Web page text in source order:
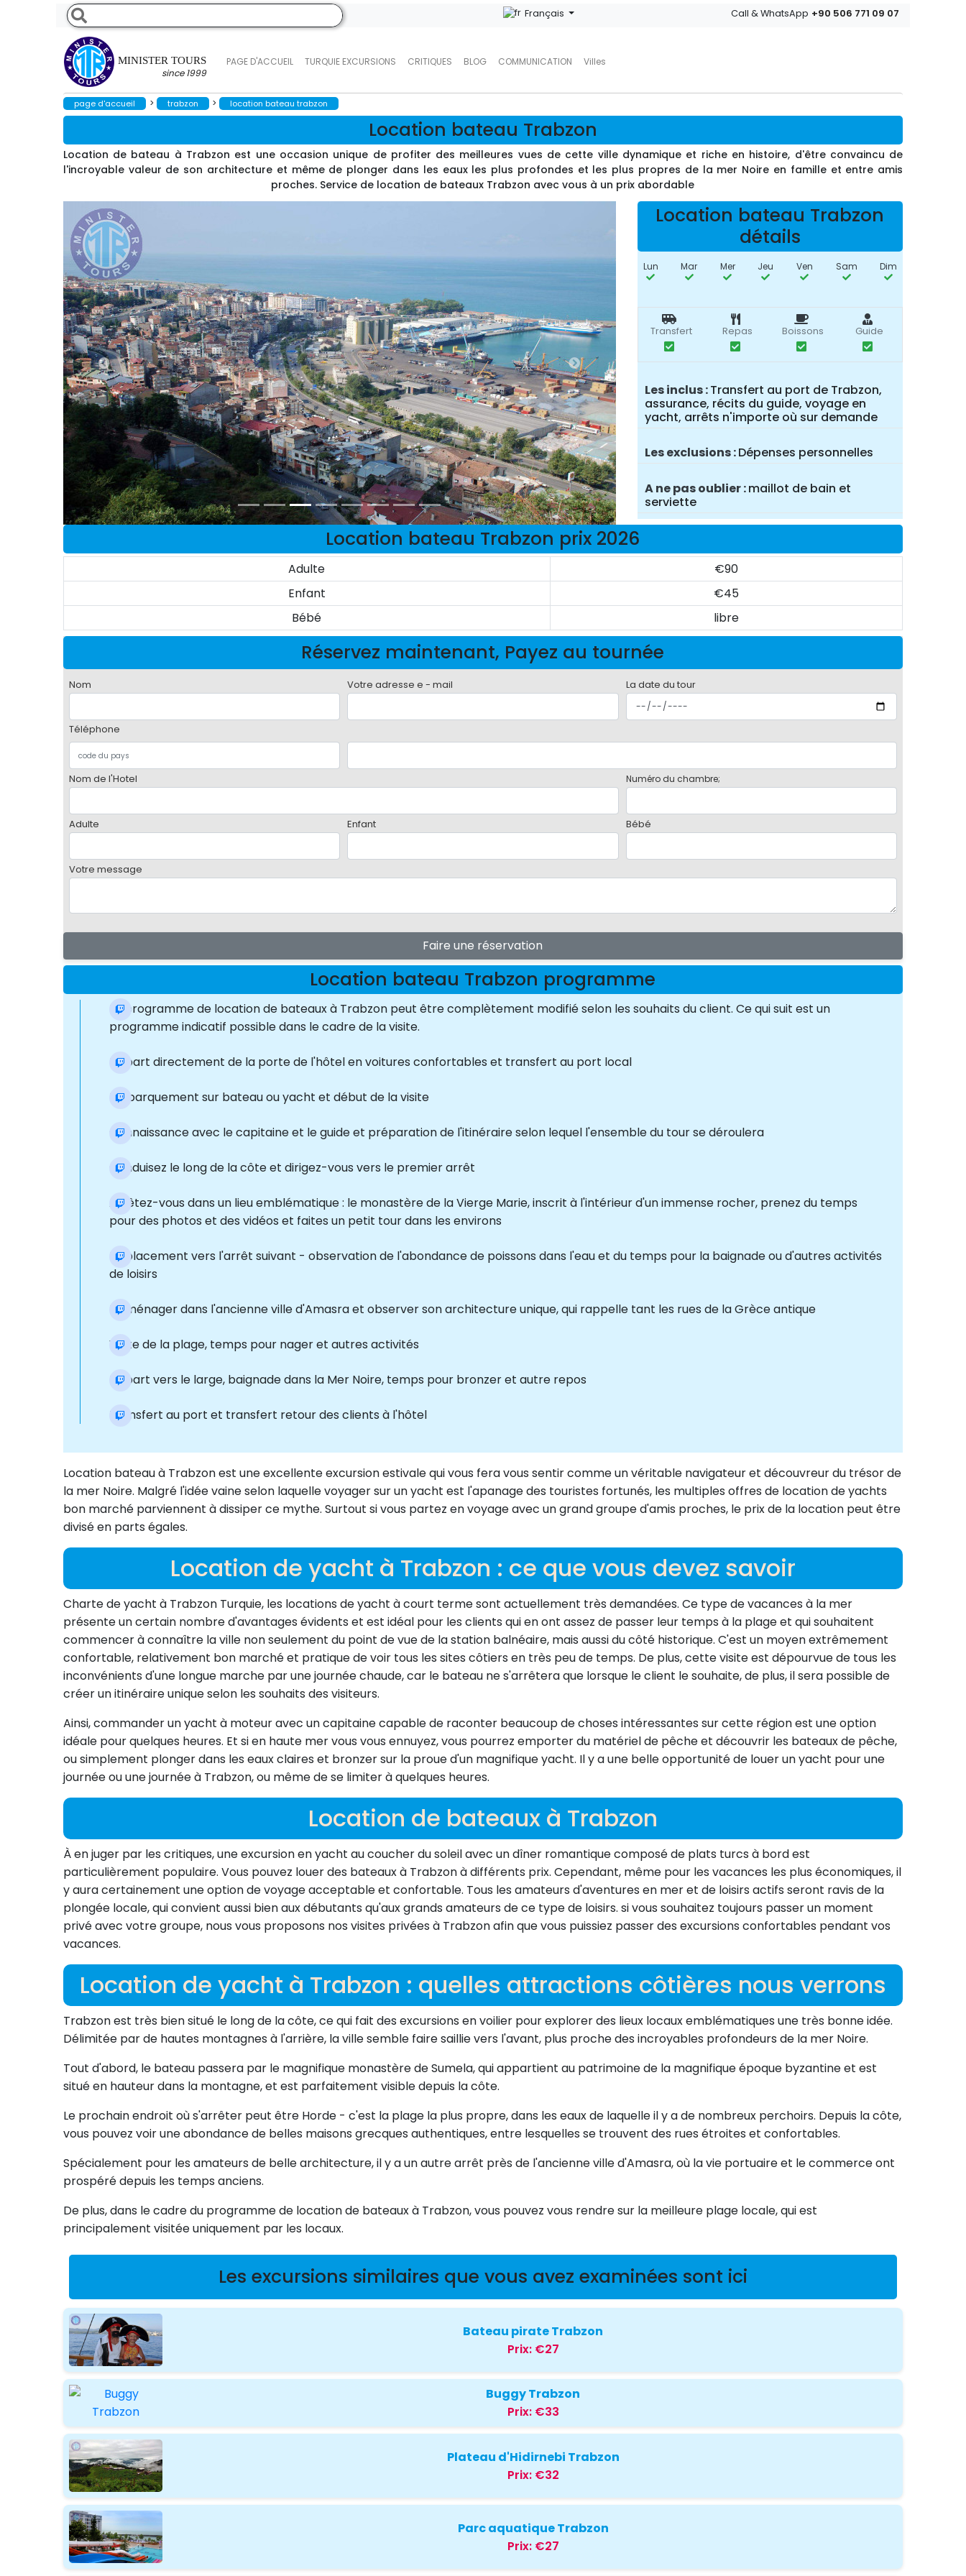
MINISTER TOURS
since 1999
PAGE D'ACCUEIL TURQUIE EXCURSIONS CRITIQUES BLOG COMMUNICATION Villes
Français Call & WhatsApp +90 506 771 09 07
page d'accueil > trabzon > location bateau trabzon
Location bateau Trabzon
Location de bateau à Trabzon est une occasion unique de profiter des meilleures vues de cette ville dynamique et riche en histoire, d'être convaincu de
l'incroyable valeur de son architecture et même de plonger dans les eaux les plus profondes et les plus propres de la mer Noire en famille et entre amis
proches. Service de location de bateaux Trabzon avec vous à un prix abordable
Location bateau Trabzon
détails
Lun Mar Mer Jeu Ven Sam Dim
Transfert Repas Boissons Guide
Les inclus Transfert au port de Trabzon,
assurance, récits du guide, voyage en
yacht, arrêts n'importe où sur demande
Les exclusions Dépenses personnelles
A ne pas oublier maillot de bain et
serviette
Location bateau Trabzon prix 2026
Adulte
€90
Enfant
€45
Bébé
libre
Réservez maintenant, Payez au tournée
Nom Votre adresse e - mail La date du tour
Téléphone
Nom de l'Hotel Numéro du chambre;
Adulte Enfant Bébé
Votre message
Faire une réservation
Location bateau Trabzon programme
Le programme de location de bateaux à Trabzon peut être complètement modifié selon les souhaits du client. Ce qui suit est un
programme indicatif possible dans le cadre de la visite.
Départ directement de la porte de l'hôtel en voitures confortables et transfert au port local
Embarquement sur bateau ou yacht et début de la visite
Connaissance avec le capitaine et le guide et préparation de l'itinéraire selon lequel l'ensemble du tour se déroulera
Conduisez le long de la côte et dirigez-vous vers le premier arrêt
Arrêtez-vous dans un lieu emblématique : le monastère de la Vierge Marie, inscrit à l'intérieur d'un immense rocher, prenez du temps
pour des photos et des vidéos et faites un petit tour dans les environs
Déplacement vers l'arrêt suivant - observation de l'abondance de poissons dans l'eau et du temps pour la baignade ou d'autres activités
de loisirs
Déménager dans l'ancienne ville d'Amasra et observer son architecture unique, qui rappelle tant les rues de la Grèce antique
Visite de la plage, temps pour nager et autres activités
Départ vers le large, baignade dans la Mer Noire, temps pour bronzer et autre repos
Transfert au port et transfert retour des clients à l'hôtel
Location bateau à Trabzon est une excellente excursion estivale qui vous fera vous sentir comme un véritable navigateur et découvreur du trésor de
la mer Noire. Malgré l'idée vaine selon laquelle voyager sur un yacht est l'apanage des touristes fortunés, les multiples offres de location de yachts
bon marché parviennent à dissiper ce mythe. Surtout si vous partez en voyage avec un grand groupe d'amis proches, le prix de la location peut être
divisé en parts égales.
Location de yacht à Trabzon : ce que vous devez savoir
Charte de yacht à Trabzon Turquie, les locations de yacht à court terme sont actuellement très demandées. Ce type de vacances à la mer
présente un certain nombre d'avantages évidents et est idéal pour les clients qui en ont assez de passer leur temps à la plage et qui souhaitent
commencer à connaître la ville non seulement du point de vue de la station balnéaire, mais aussi du côté historique. C'est un moyen extrêmement
confortable, relativement bon marché et pratique de voir tous les sites côtiers en très peu de temps. De plus, cette visite est dépourvue de tous les
inconvénients d'une longue marche par une journée chaude, car le bateau ne s'arrêtera que lorsque le client le souhaite, de plus, il sera possible de
créer un itinéraire unique selon les souhaits des visiteurs.
Ainsi, commander un yacht à moteur avec un capitaine capable de raconter beaucoup de choses intéressantes sur cette région est une option
idéale pour quelques heures. Et si en haute mer vous vous ennuyez, vous pourrez emporter du matériel de pêche et découvrir les bateaux de pêche,
ou simplement plonger dans les eaux claires et bronzer sur la proue d'un magnifique yacht. Il y a une belle opportunité de louer un yacht pour une
journée ou une journée à Trabzon, ou même de se limiter à quelques heures.
Location de bateaux à Trabzon
À en juger par les critiques, une excursion en yacht au coucher du soleil avec un dîner romantique composé de plats turcs à bord est
particulièrement populaire. Vous pouvez louer des bateaux à Trabzon à différents prix. Cependant, même pour les vacances les plus économiques, il
y aura certainement une option de voyage acceptable et confortable. Tous les amateurs d'aventures en mer et de loisirs actifs seront ravis de la
plongée locale, qui convient aussi bien aux débutants qu'aux grands amateurs de ce type de loisirs. si vous souhaitez toujours passer un moment
privé avec votre groupe, nous vous proposons nos visites privées à Trabzon afin que vous puissiez passer des excursions confortables pendant vos
vacances.
Location de yacht à Trabzon : quelles attractions côtières nous verrons
Trabzon est très bien situé le long de la côte, ce qui fait des excursions en voilier pour explorer des lieux locaux emblématiques une très bonne idée.
Délimitée par de hautes montagnes à l'arrière, la ville semble faire saillie vers l'avant, plus proche des incroyables profondeurs de la mer Noire.
Tout d'abord, le bateau passera par le magnifique monastère de Sumela, qui appartient au patrimoine de la magnifique époque byzantine et est
situé en hauteur dans la montagne, et est parfaitement visible depuis la côte.
Le prochain endroit où s'arrêter peut être Horde - c'est la plage la plus propre, dans les eaux de laquelle il y a de nombreux perchoirs. Depuis la côte,
vous pouvez voir une abondance de belles maisons grecques authentiques, entre lesquelles se trouvent des rues étroites et confortables.
Spécialement pour les amateurs de belle architecture, il y a un autre arrêt près de l'ancienne ville d'Amasra, où la vie portuaire et le commerce ont
prospéré depuis les temps anciens.
De plus, dans le cadre du programme de location de bateaux à Trabzon, vous pouvez vous rendre sur la meilleure plage locale, qui est
principalement visitée uniquement par les locaux.
Les excursions similaires que vous avez examinées sont ici
Bateau pirate Trabzon
Prix: €27
Buggy Trabzon
Prix: €33
Plateau d'Hidirnebi Trabzon
Prix: €32
Parc aquatique Trabzon
Prix: €27